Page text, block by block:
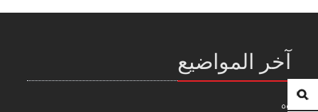
آخر المواضيع
55